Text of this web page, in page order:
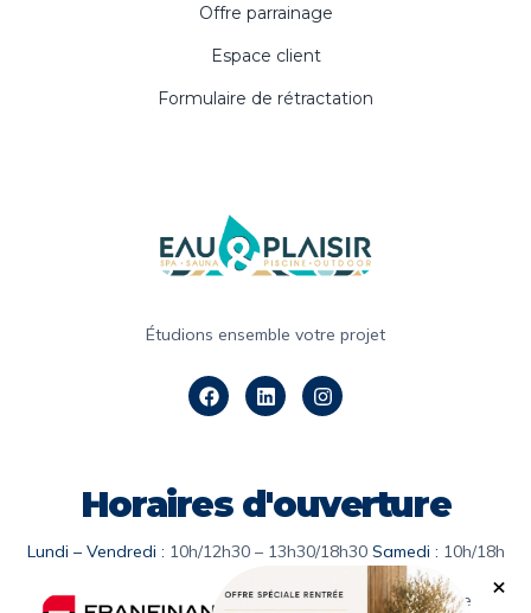
Offre parrainage
Espace client
Formulaire de rétractation
Étudions ensemble votre projet
Horaires d'ouverture
Lundi – Vendredi : 10h/12h30 – 13h30/18h30 Samedi : 10h/18h
Solution de facilité de